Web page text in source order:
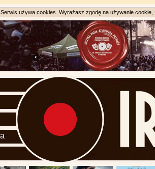
Serwis używa cookies. Wyrażasz zgodę na używanie